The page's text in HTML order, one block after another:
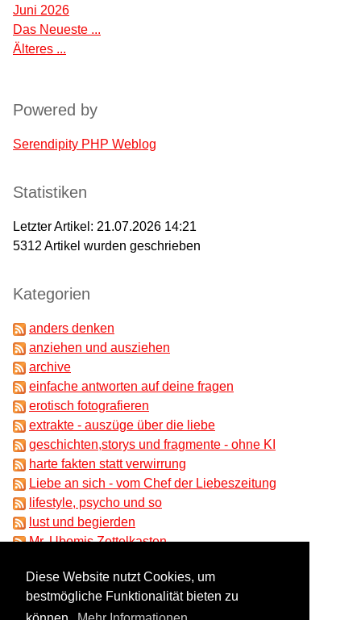
Diese Website nutzt Cookies, um
bestmögliche Funktionalität bieten zu
Juni 2026
Das Neueste ...
Älteres ...
Powered by
Serendipity PHP Weblog
Statistiken
Letzter Artikel: 21.07.2026 14:21
5312 Artikel wurden geschrieben
Kategorien
anders denken
anziehen und ausziehen
archive
einfache antworten auf deine fragen
erotisch fotografieren
extrakte - auszüge über die liebe
geschichten,storys und fragmente - ohne KI
harte fakten statt verwirrung
Liebe an sich - vom Chef der Liebeszeitung
lifestyle, psycho und so
lust und begierden
Mr. Ubomis Zettelkasten
ungeklärtes und absonderliches
unser liebesrat